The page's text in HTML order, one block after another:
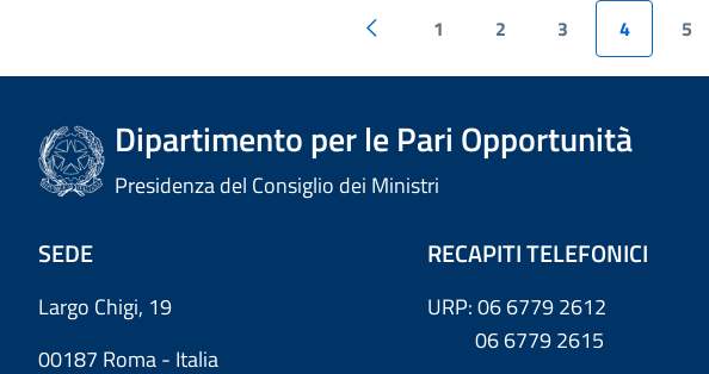
1 2 3 4 5
Dipartimento per le Pari Opportunità
Presidenza del Consiglio dei Ministri
SEDE
Largo Chigi, 19
00187 Roma - Italia
RECAPITI TELEFONICI
URP: 06 6779 2612
06 6779 2615